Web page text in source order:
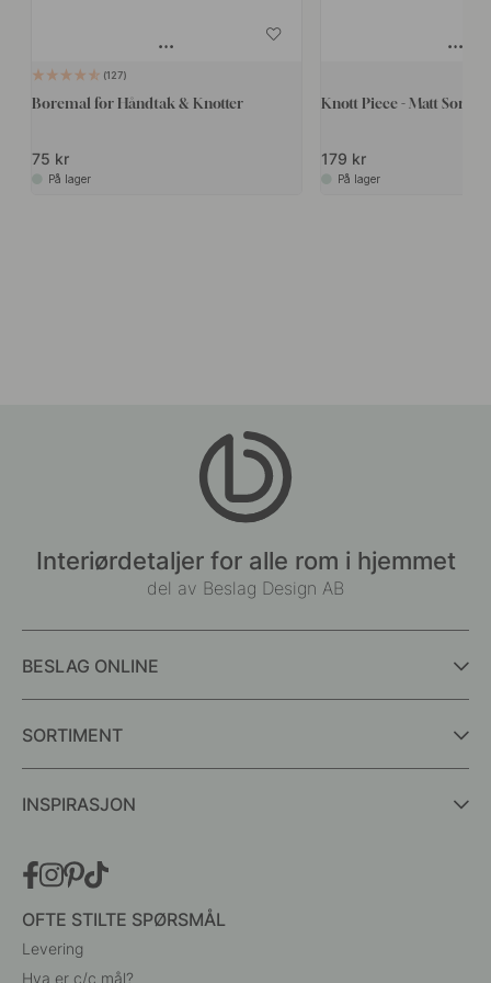
127
Boremal for Håndtak & Knotter
75 kr
På lager
Knott Piece - Matt Sort
179 kr
På lager
Interiørdetaljer for alle rom i hjemmet
del av Beslag Design AB
BESLAG ONLINE
SORTIMENT
INSPIRASJON
OFTE STILTE SPØRSMÅL
Levering
Hva er c/c mål?